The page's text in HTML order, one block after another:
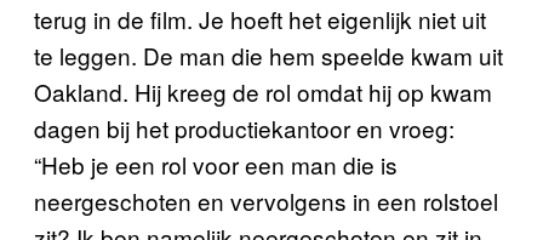
terug in de film. Je hoeft het eigenlijk niet uit
te leggen. De man die hem speelde kwam uit
Oakland. Hij kreeg de rol omdat hij op kwam
dagen bij het productiekantoor en vroeg:
“Heb je een rol voor een man die is
neergeschoten en vervolgens in een rolstoel